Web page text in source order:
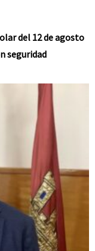
del 12 de agosto
seguridad